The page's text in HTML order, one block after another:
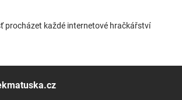
procházet každé internetové hračkářství